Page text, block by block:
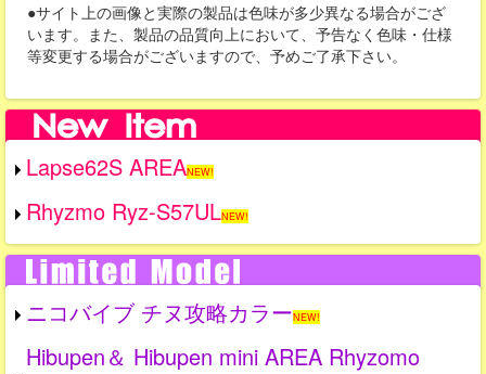
●サイト上の画像と実際の製品は色味が多少異なる場合がござ
います。また、製品の品質向上において、予告なく色味・仕様
等変更する場合がございますので、予めご了承下さい。
Lapse62S AREANEW!
Rhyzmo Ryz-S57ULNEW!
ニコバイブ チヌ攻略カラーNEW!
Hibupen＆ Hibupen mini AREA Rhyzomo